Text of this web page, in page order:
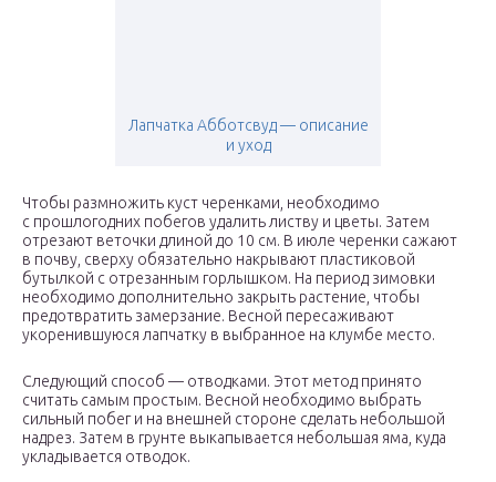
Лапчатка Абботсвуд — описание
и уход
Чтобы размножить куст черенками, необходимо
с прошлогодних побегов удалить листву и цветы. Затем
отрезают веточки длиной до 10 см. В июле черенки сажают
в почву, сверху обязательно накрывают пластиковой
бутылкой с отрезанным горлышком. На период зимовки
необходимо дополнительно закрыть растение, чтобы
предотвратить замерзание. Весной пересаживают
укоренившуюся лапчатку в выбранное на клумбе место.
Следующий способ — отводками. Этот метод принято
считать самым простым. Весной необходимо выбрать
сильный побег и на внешней стороне сделать небольшой
надрез. Затем в грунте выкапывается небольшая яма, куда
укладывается отводок.